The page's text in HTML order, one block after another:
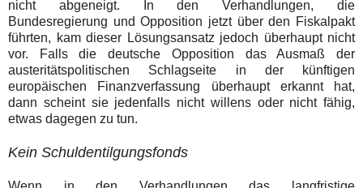
nicht abgeneigt.
In den Verhandlungen, die
Bundesregierung und Opposition jetzt über den Fiskalpakt
führten, kam dieser Lösungsansatz jedoch überhaupt nicht
vor. Falls die deutsche Opposition das Ausmaß der
austeritätspolitischen Schlagseite in der künftigen
europäischen Finanzverfassung überhaupt erkannt hat,
dann scheint sie jedenfalls nicht willens oder nicht fähig,
etwas dagegen zu tun.
Kein Schuldentilgungsfonds